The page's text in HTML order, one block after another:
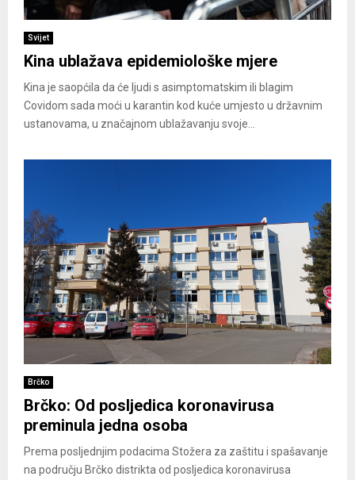
Svijet
Kina ublažava epidemiološke mjere
Kina je saopćila da će ljudi s asimptomatskim ili blagim
Covidom sada moći u karantin kod kuće umjesto u državnim
ustanovama, u značajnom ublažavanju svoje...
Brčko
Brčko: Od posljedica koronavirusa
preminula jedna osoba
Prema posljednjim podacima Stožera za zaštitu i spašavanje
na području Brčko distrikta od posljedica koronavirusa